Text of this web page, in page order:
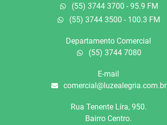
(55) 3744 3700 - 95.9 FM
(55) 3744 3500 - 100.3 FM
Departamento Comercial
(55) 3744 7080
E-mail
comercial@luzealegria.com.br
Rua Tenente Líra, 950.
Bairro Centro.